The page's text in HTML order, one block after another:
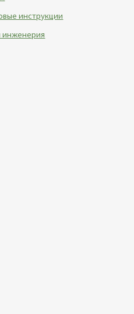
инструкции
инженерия